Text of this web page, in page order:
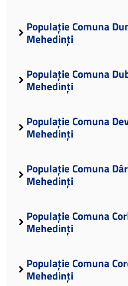
Populație Comuna
Mehedinți
Populație Comuna
Mehedinți
Populație Comuna
Mehedinți
Populație Comuna
Mehedinți
Populație Comuna
Mehedinți
Populație Comuna
Mehedinți